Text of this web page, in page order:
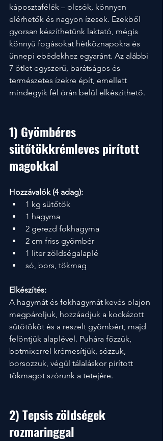
káposztafélék – olcsók, könnyen
elérhetők és nagyon ízesek. Ezekből
gyorsan készíthetünk laktató, mégis
könnyű fogásokat hétköznapokra és
ünnepi ebédekhez egyaránt. Az alábbi
7 ötlet egyszerű, barátságos és
természetes ízekre épít, emellett
mindegyik fél órán belül elkészíthető.
1) Gyömbéres
sütőtökkrémleves pirított
magokkal
Hozzávalók (4 adag):
1 kg sütőtök
1 hagyma
2 gerezd fokhagyma
2 cm friss gyömbér
1 liter zöldségalaplé
só, bors, tökmag
Elkészítés:
A hagymát és fokhagymát kevés olajon
megpároljuk, hozzáadjuk a kockázott
sütőtököt és a reszelt gyömbért, majd
felöntjük alaplével. Puhára főzzük,
botmixerrel krémesítjük, sózzuk,
borsozzuk, végül tálaláskor pirított
tökmagot szórunk a tetejére.
2) Tepsis zöldségek
rozmaringgal